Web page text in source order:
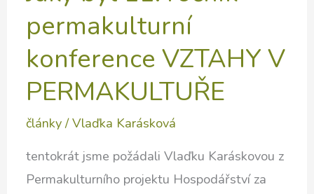
permakulturní
konference VZTAHY V
PERMAKULTUŘE
články /Vlaďka Karásková
tentokrát jsme požádali Vlaďku Karáskovou z
Permakulturního projektu Hospodářství za